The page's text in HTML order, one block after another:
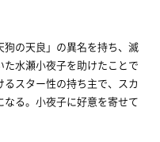
の天良」の異名を持ち、滅
水瀬小夜子を助けたことで
スター性の持ち主で、スカ
る。小夜子に好意を寄せて